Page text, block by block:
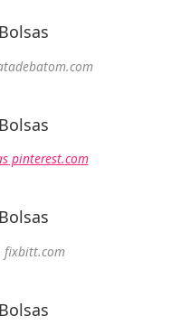
pinterest.com
fixbitt.com